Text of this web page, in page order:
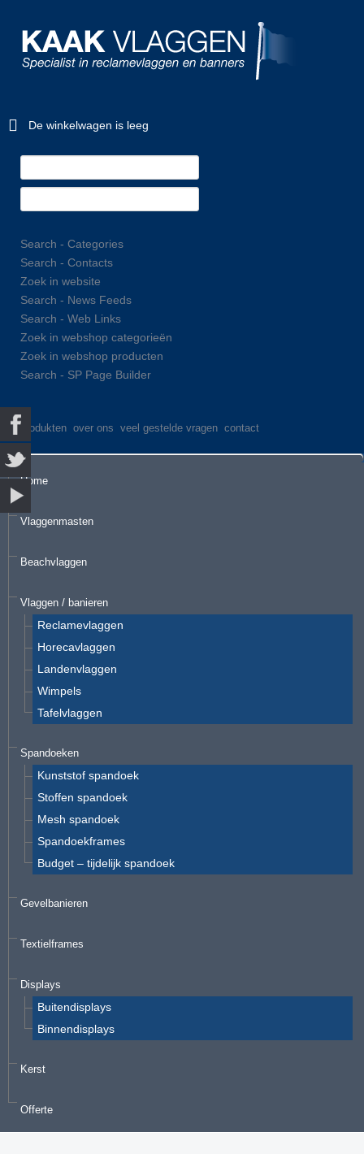
De winkelwagen is leeg
Search - Categories
Search - Contacts
Zoek in website
Search - News Feeds
Search - Web Links
Zoek in webshop categorieën
Zoek in webshop producten
Search - SP Page Builder
produkten over ons veel gestelde vragen contact
Home
Vlaggenmasten
Beachvlaggen
Vlaggen / banieren
Reclamevlaggen
Horecavlaggen
Landenvlaggen
Wimpels
Tafelvlaggen
Spandoeken
Kunststof spandoek
Stoffen spandoek
Mesh spandoek
Spandoekframes
Budget – tijdelijk spandoek
Gevelbanieren
Textielframes
Displays
Buitendisplays
Binnendisplays
Kerst
Offerte